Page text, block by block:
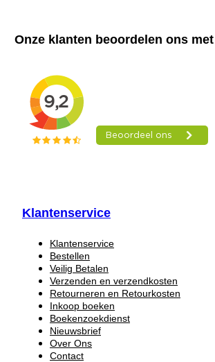
Onze klanten beoordelen ons
Klantenservice
Klantenservice
Bestellen
Veilig Betalen
Verzenden en verzendkosten
Retourneren en Retourkosten
Inkoop boeken
Boekenzoekdienst
Nieuwsbrief
Over Ons
Contact